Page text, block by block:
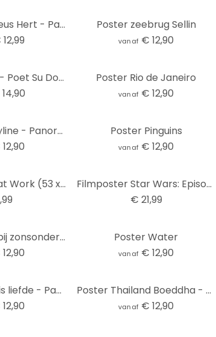
Poster Majestueus Hert - Panorama Poster zeebrug Sellin
vanaf € 12,90
Poster Hokusia - Poet Su Dongpo Poster Rio de Janeiro
vanaf € 12,90
Poster Paris Skyline - Panorama Poster Pinguins
vanaf € 12,90
Poster Gamer at Work (53 x 158 cm)
Filmposter Star Wars: Episode VIII - The Last Jedi, poster (53 x 158 cm)
€ 21,99
Poster Steiger bij zonsondergang Poster Water
vanaf € 12,90
Poster bakken is liefde - Panorama Poster Thailand Boeddha - Panorama 02
vanaf € 12,90